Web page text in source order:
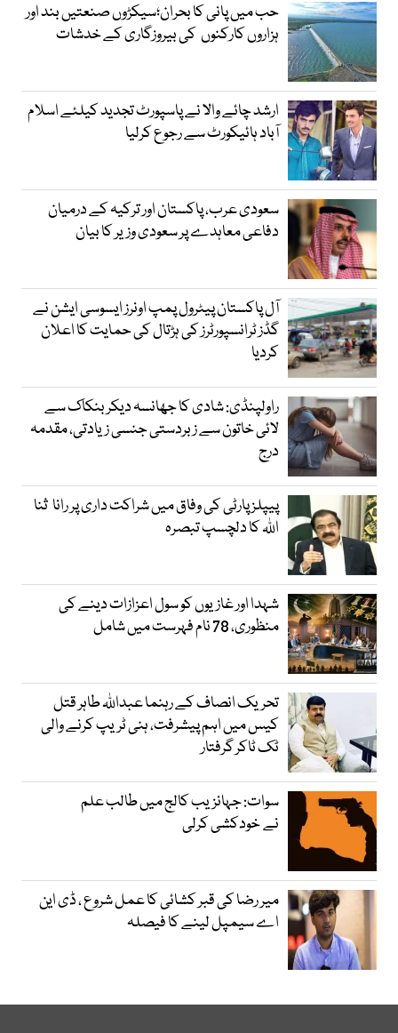
حب میں پانی کا بحران؛سیکڑوں صنعتیں بند اور
ہزاروں کارکنوں کی بیروزگاری کے خدشات
ارشد چائے والا نے پاسپورٹ تجدید کیلئے اسلام
آباد ہائیکورٹ سے رجوع کرلیا
سعودی عرب، پاکستان اور ترکیہ کے درمیان
دفاعی معاہدے پر سعودی وزیر کا بیان
آل پاکستان پیٹرول پمپ اونرز ایسوسی ایشن نے
گڈز ٹرانسپورٹرز کی ہڑتال کی حمایت کا اعلان
کردیا
راولپنڈی: شادی کا جھانسہ دیکر بنکاک سے
لائی خاتون سے زبردستی جنسی زیادتی، مقدمہ
درج
پیپلز پارٹی کی وفاق میں شراکت داری پر رانا ثنا
اللہ کا دلچسپ تبصرہ
شہدا اور غازیوں کو سول اعزازات دینے کی
منظوری، 78 نام فہرست میں شامل
تحریک انصاف کے رہنما عبداللہ طاہر قتل
کیس میں اہم پیشرفت، ہنی ٹریپ کرنے والی
ٹک ٹاکر گرفتار
سوات: جہانزیب کالج میں طالب علم
نے خودکشی کرلی
میر رضا کی قبر کشائی کا عمل شروع ، ڈی این
اے سیمپل لینے کا فیصلہ